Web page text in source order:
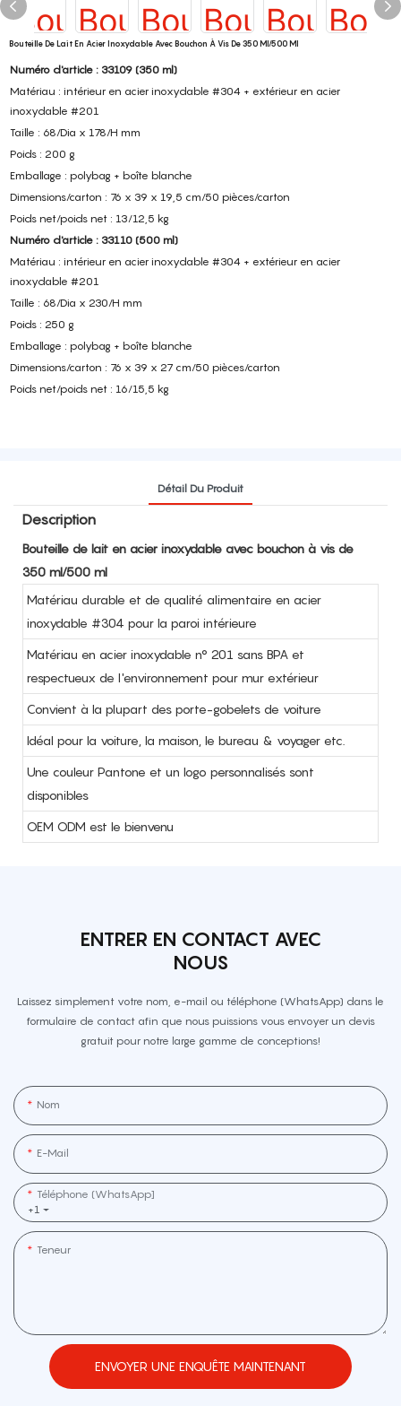
Bouteille De Lait En Acier Inoxydable Avec Bouchon À Vis De 350 Ml/500 Ml
Numéro d'article : 33109 (350 ml)
Matériau : intérieur en acier inoxydable #304 + extérieur en acier
inoxydable #201
Taille : 68/Dia x 178/H mm
Poids : 200 g
Emballage : polybag + boîte blanche
Dimensions/carton : 76 x 39 x 19,5 cm/50 pièces/carton
Poids net/poids net : 13/12,5 kg
Numéro d'article : 33110 (500 ml)
Matériau : intérieur en acier inoxydable #304 + extérieur en acier
inoxydable #201
Taille : 68/Dia x 230/H mm
Poids : 250 g
Emballage : polybag + boîte blanche
Dimensions/carton : 76 x 39 x 27 cm/50 pièces/carton
Poids net/poids net : 16/15,5 kg
Détail Du Produit
Description
Bouteille de lait en acier inoxydable avec bouchon à vis de
350 ml/500 ml
Matériau durable et de qualité alimentaire en acier
inoxydable #304 pour la paroi intérieure
Matériau en acier inoxydable n° 201 sans BPA et
respectueux de l'environnement pour mur extérieur
Convient à la plupart des porte-gobelets de voiture
Idéal pour la voiture, la maison, le bureau & voyager etc.
Une couleur Pantone et un logo personnalisés sont
disponibles
OEM ODM est le bienvenu
ENTRER EN CONTACT AVEC
NOUS
Laissez simplement votre nom, e-mail ou téléphone (WhatsApp) dans le
formulaire de contact afin que nous puissions vous envoyer un devis
gratuit pour notre large gamme de conceptions!
Nom
E-Mail
+1
Téléphone (WhatsApp]
Teneur
ENVOYER UNE ENQUÊTE MAINTENANT